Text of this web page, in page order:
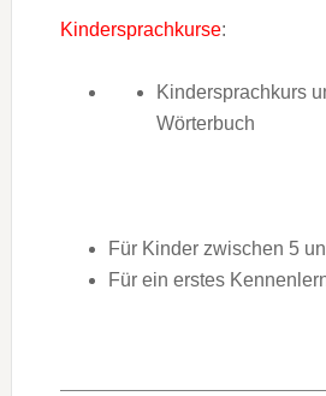
Kindersprachkurse:
Kindersprachkurs
Wörterbuch
Für Kinder zwischen 5
Für ein erstes